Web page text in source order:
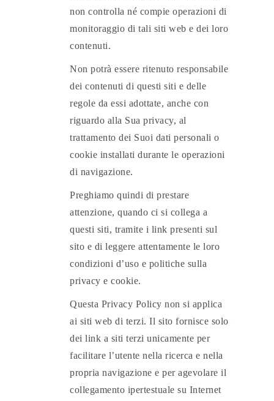
non controlla né compie operazioni di
monitoraggio di tali siti web e dei loro
contenuti.
Non potrà essere ritenuto responsabile
dei contenuti di questi siti e delle
regole da essi adottate, anche con
riguardo alla Sua privacy, al
trattamento dei Suoi dati personali o
cookie installati durante le operazioni
di navigazione.
Preghiamo quindi di prestare
attenzione, quando ci si collega a
questi siti, tramite i link presenti sul
sito e di leggere attentamente le loro
condizioni d’uso e politiche sulla
privacy e cookie.
Questa Privacy Policy non si applica
ai siti web di terzi. Il sito fornisce solo
dei link a siti terzi unicamente per
facilitare l’utente nella ricerca e nella
propria navigazione e per agevolare il
collegamento ipertestuale su Internet